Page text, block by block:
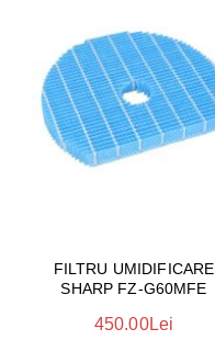
FILTRU UMIDIFICARE
SHARP FZ-G60MFE
450.00Lei